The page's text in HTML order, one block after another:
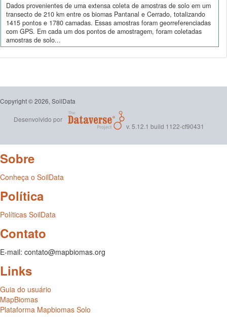
Dados provenientes de uma extensa coleta de amostras de solo em um
transecto de 210 km entre os biomas Pantanal e Cerrado, totalizando
1415 pontos e 1780 camadas. Essas amostras foram georreferenciadas
com GPS. Em cada um dos pontos de amostragem, foram coletadas
amostras de solo...
Copyright © 2026, SoilData
Desenvolvido por
v. 5.12.1 build 1122-cf90431
Sobre
Conheça o SoilData
Política
Políticas SoilData
Contato
E-mail: contato@mapbiomas.org
Links
Guia do usuário
MapBiomas
Plataforma Mapbiomas Solo